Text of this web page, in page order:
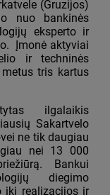
(Gruzijos)
nuo bankinės
eksperto ir
Įmonė aktyviai
ir techninės
tris kartus
ilgalaikis
Sakartvelo
ne tik daugiau
nei 13 000
Bankui
diegimo
iki realizacijos ir